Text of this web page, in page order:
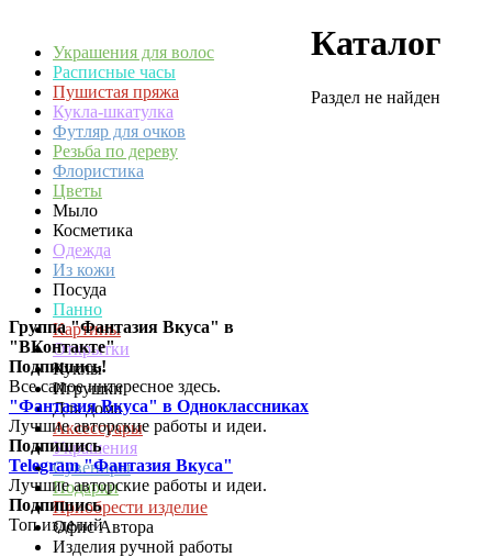
Украшения для волос
Расписные часы
Пушистая пряжа
Кукла-шкатулка
Футляр для очков
Резьба по дереву
Флористика
Цветы
Мыло
Косметика
Одежда
Из кожи
Посуда
Панно
Картины
Открытки
Куклы
Игрушки
Для дома
Аксессуары
Украшения
Сувениры
Подарки
Приобрести изделие
Офис Автора
Изделия ручной работы
Группа "Фантазия Вкуса" в
"ВКонтакте"
Подпишись!
Все самое интересное здесь.
"Фантазия Вкуса" в Одноклассниках
Лучшие авторские работы и идеи.
Подпишись
Telegram "Фантазия Вкуса"
Лучшие авторские работы и идеи.
Подпишись
Каталог
Раздел не найден
Топ изделий